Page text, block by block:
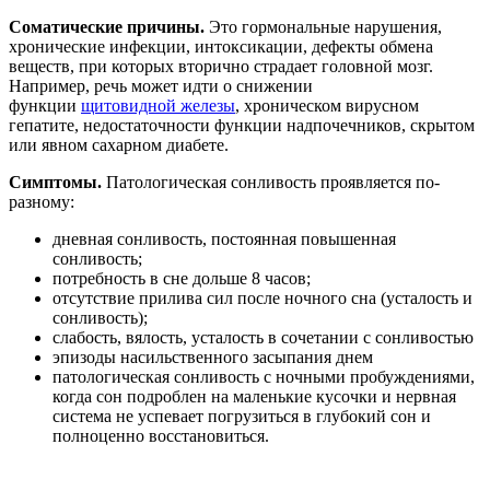
Соматические причины. Это гормональные нарушения,
хронические инфекции, интоксикации, дефекты обмена
веществ, при которых вторично страдает головной мозг.
Например, речь может идти о снижении
функции щитовидной железы, хроническом вирусном
гепатите, недостаточности функции надпочечников, скрытом
или явном сахарном диабете.
Симптомы. Патологическая сонливость проявляется по-
разному:
дневная сонливость, постоянная повышенная
сонливость;
потребность в сне дольше 8 часов;
отсутствие прилива сил после ночного сна (усталость и
сонливость);
слабость, вялость, усталость в сочетании с сонливостью
эпизоды насильственного засыпания днем
патологическая сонливость с ночными пробуждениями,
когда сон подроблен на маленькие кусочки и нервная
система не успевает погрузиться в глубокий сон и
полноценно восстановиться.